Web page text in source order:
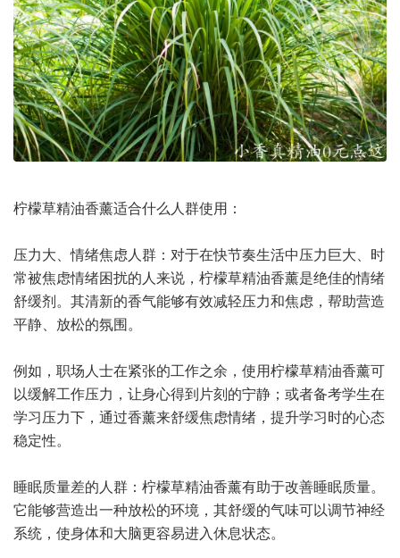
柠檬草精油香薰适合什么人群使用：
压力大、情绪焦虑人群：对于在快节奏生活中压力巨大、时
常被焦虑情绪困扰的人来说，柠檬草精油香薰是绝佳的情绪
舒缓剂。其清新的香气能够有效减轻压力和焦虑，帮助营造
平静、放松的氛围。
例如，职场人士在紧张的工作之余，使用柠檬草精油香薰可
以缓解工作压力，让身心得到片刻的宁静；或者备考学生在
学习压力下，通过香薰来舒缓焦虑情绪，提升学习时的心态
稳定性。
睡眠质量差的人群：柠檬草精油香薰有助于改善睡眠质量。
它能够营造出一种放松的环境，其舒缓的气味可以调节神经
系统，使身体和大脑更容易进入休息状态。